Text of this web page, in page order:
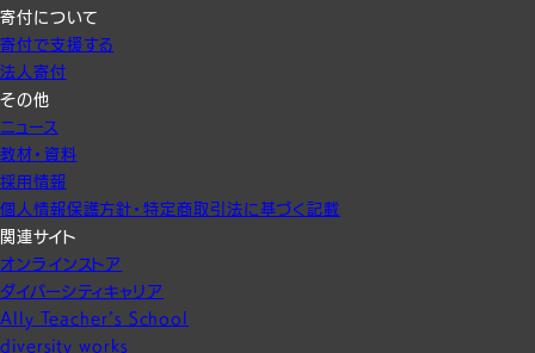
寄付について
寄付で支援する
法人寄付
その他
ニュース
教材・資料
採用情報
個人情報保護方針・特定商取引法に基づく記載
関連サイト
オンラインストア
ダイバーシティキャリア
Ally Teacher’s School
diversity works